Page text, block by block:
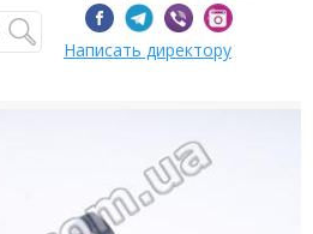
Написать директору